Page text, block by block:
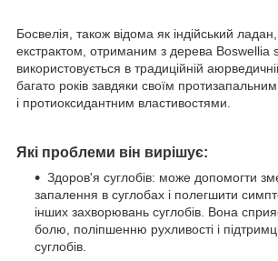
Босвелія, також відома як індійський
екстрактом, отриманим з дерева Boswellia
використовується в традиційній
багато років завдяки своїм
і протиоксидантним властивостями.
Які проблеми він вирішує:
Здоров'я суглобів: може допомогти
запалення в суглобах і полегшити
інших захворювань суглобів. Вона
болю, поліпшенню рухливості і
суглобів.